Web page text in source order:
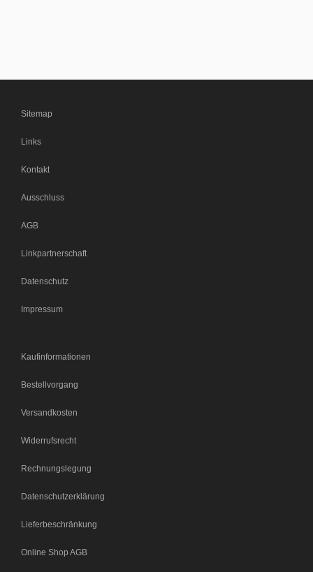
Sitemap
Links
Kontakt
Ausschluss
AGB
Linkpartnerschaft
Datenschutz
Impressum
Kaufinformationen
Bestellvorgang
Versandkosten
Widerrufsrecht
Rechnungslegung
Datenschutzerklärung
Lieferbeschränkung
Online Shop AGB